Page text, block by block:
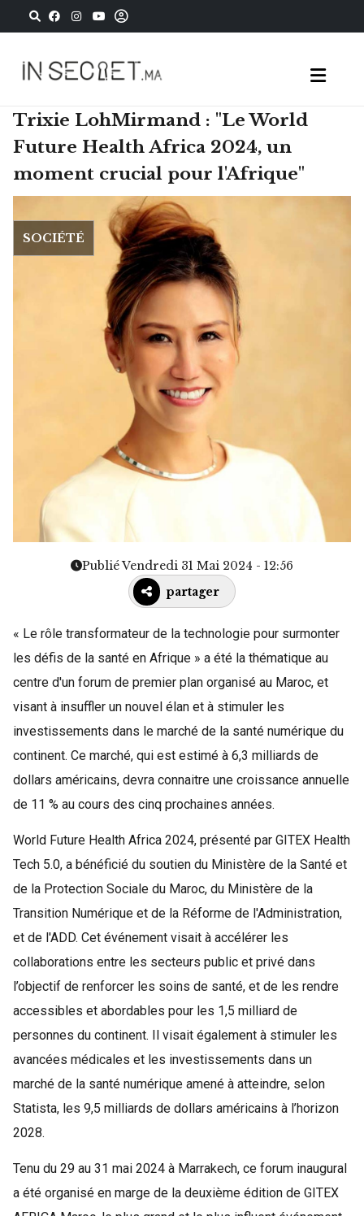
Trixie LohMirmand : "Le World
Future Health Africa 2024, un
moment crucial pour l'Afrique"
SOCIÉTÉ
Publié Vendredi 31 Mai 2024 - 12:56
partager
« Le rôle transformateur de la technologie pour surmonter
les défis de la santé en Afrique » a été la thématique au
centre d'un forum de premier plan organisé au Maroc, et
visant à insuffler un nouvel élan et à stimuler les
investissements dans le marché de la santé numérique du
continent. Ce marché, qui est estimé à 6,3 milliards de
dollars américains, devra connaitre une croissance annuelle
de 11 % au cours des cinq prochaines années.
World Future Health Africa 2024, présenté par GITEX Health
Tech 5.0, a bénéficié du soutien du Ministère de la Santé et
de la Protection Sociale du Maroc, du Ministère de la
Transition Numérique et de la Réforme de l'Administration,
et de l'ADD. Cet événement visait à accélérer les
collaborations entre les secteurs public et privé dans
l’objectif de renforcer les soins de santé, et de les rendre
accessibles et abordables pour les 1,5 milliard de
personnes du continent. Il visait également à stimuler les
avancées médicales et les investissements dans un
marché de la santé numérique amené à atteindre, selon
Statista, les 9,5 milliards de dollars américains à l’horizon
2028.
Tenu du 29 au 31 mai 2024 à Marrakech, ce forum inaugural
a été organisé en marge de la deuxième édition de GITEX